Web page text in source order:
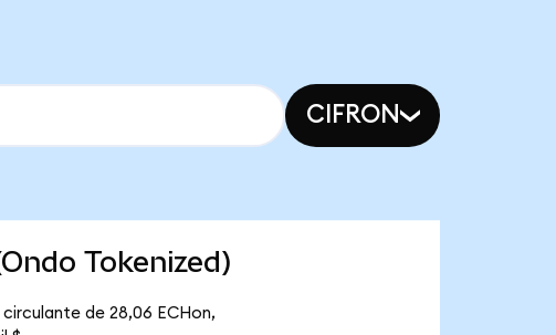
CIFRON
Tokenized)
circulante de 28,06 ECHon,